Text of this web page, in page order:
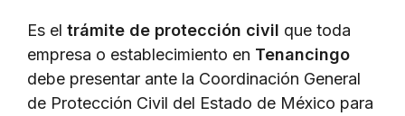
Es el trámite de protección civil que toda
empresa o establecimiento en Tenancingo
debe presentar ante la Coordinación General
de Protección Civil del Estado de México para